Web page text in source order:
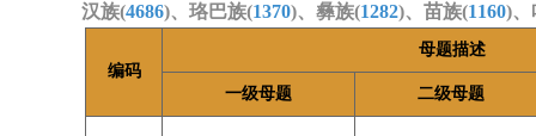
汉族(4686)、珞巴族(1370)、彝族(1282)、苗族(1160)、
编码
母题描述
一级母题 二级母题